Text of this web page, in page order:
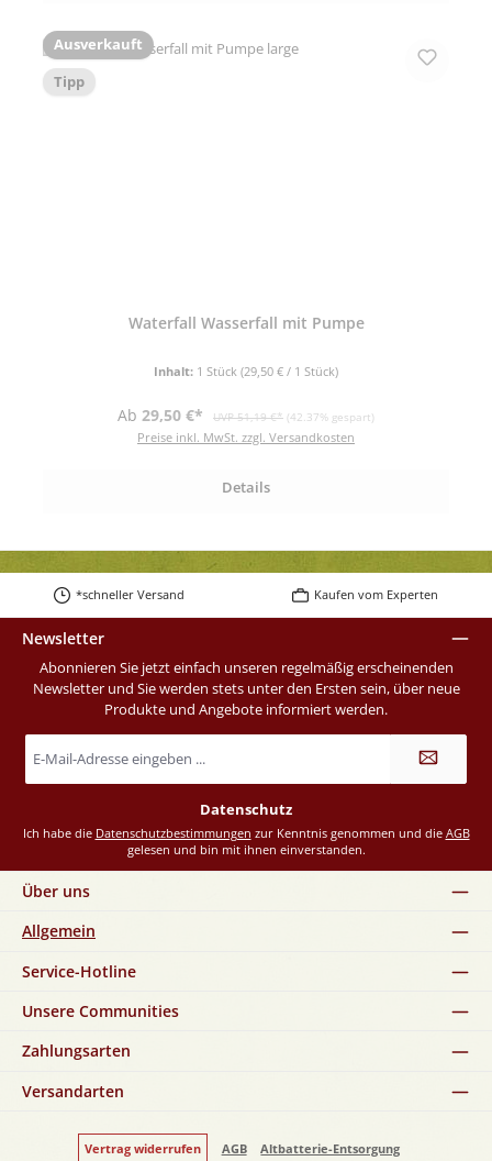
Ausverkauft
Tipp
Waterfall Wasserfall mit Pumpe
Inhalt: 1 Stück (29,50 € / 1 Stück)
Verkaufspreis:
Ab 29,50 €* Regulärer Preis:
UVP 51,19 €* (42.37% gespart)
Preise inkl. MwSt. zzgl. Versandkosten
Details
*schneller Versand Kaufen vom Experten
Newsletter
Abonnieren Sie jetzt einfach unseren regelmäßig erscheinenden
Newsletter und Sie werden stets unter den Ersten sein, über neue
Produkte und Angebote informiert werden.
E-
Mail-
Datenschutz
Ich habe die Datenschutzbestimmungen zur Kenntnis genommen und die AGB
gelesen und bin mit ihnen einverstanden.
Über uns
Allgemein
Service-Hotline
Unsere Communities
Zahlungsarten
Versandarten
Vertrag widerrufen AGB Altbatterie-Entsorgung